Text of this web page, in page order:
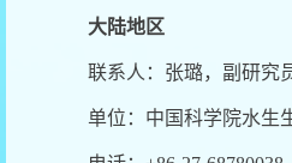
大陆地区
联系人：张璐，副研究
单位：中国科学院水生